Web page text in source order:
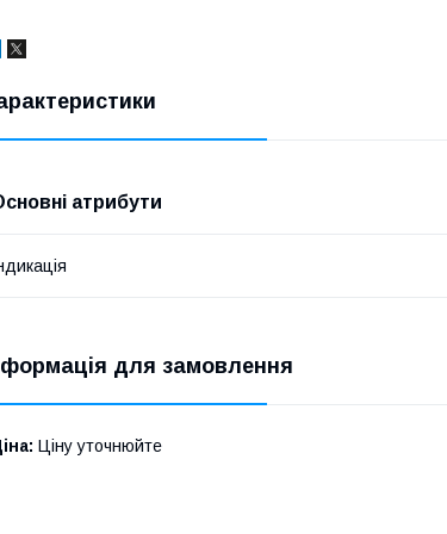
атрибути
для замовлення
Ціну уточнюйте